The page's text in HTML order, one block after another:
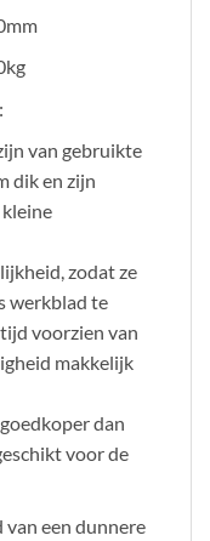
van gebruikte
dik en zijn
zodat ze
werkblad te
voorzien van
makkelijk
dan
voor de
van een dunnere